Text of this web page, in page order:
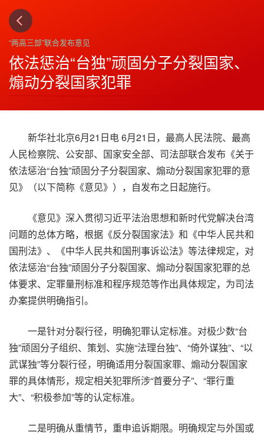
“两高三部”联合发布意见
依法惩治“台独”顽固分子分裂国家、
煽动分裂国家犯罪
新华社北京6月21日电 6月21日，最高人民法院、最高
人民检察院、公安部、国家安全部、司法部联合发布《关于
依法惩治“台独”顽固分子分裂国家、煽动分裂国家犯罪的意
见》（以下简称《意见》），自发布之日起施行。
《意见》深入贯彻习近平法治思想和新时代党解决台湾
问题的总体方略，根据《反分裂国家法》和《中华人民共和
国刑法》、《中华人民共和国刑事诉讼法》等法律规定，对
依法惩治“台独”顽固分子分裂国家、煽动分裂国家犯罪的总
体要求、定罪量刑标准和程序规范等作出具体规定，为司法
办案提供明确指引。
一是针对分裂行径，明确犯罪认定标准。对极少数“台
独”顽固分子组织、策划、实施“法理台独”、“倚外谋独”、“以
武谋独”等分裂行径，明确适用分裂国家罪、煽动分裂国家
罪的具体情形，规定相关犯罪所涉“首要分子”、“罪行重
大”、“积极参加”等的认定标准。
二是明确从重情节，重申追诉期限。明确规定与外国或